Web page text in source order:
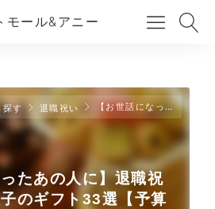
ール&アニー
探す 退職祝い 【お世話になったあの人に】退職祝いに贈るお菓子のギフト33選【予算相場・のし・渡し方も】
たあの人に】退職祝
のギフト33選【予算